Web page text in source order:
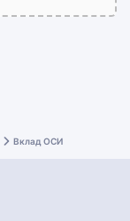
Вклад ОСИ